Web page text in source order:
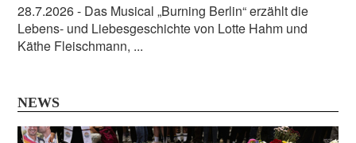
28.7.2026- Das Musical „Burning Berlin“ erzählt die
Lebens- und Liebesgeschichte von Lotte Hahm und
Käthe Fleischmann, ...
NEWS